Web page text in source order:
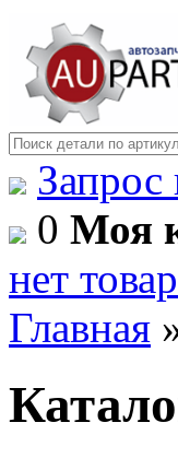
0 Моя
нет
Главная